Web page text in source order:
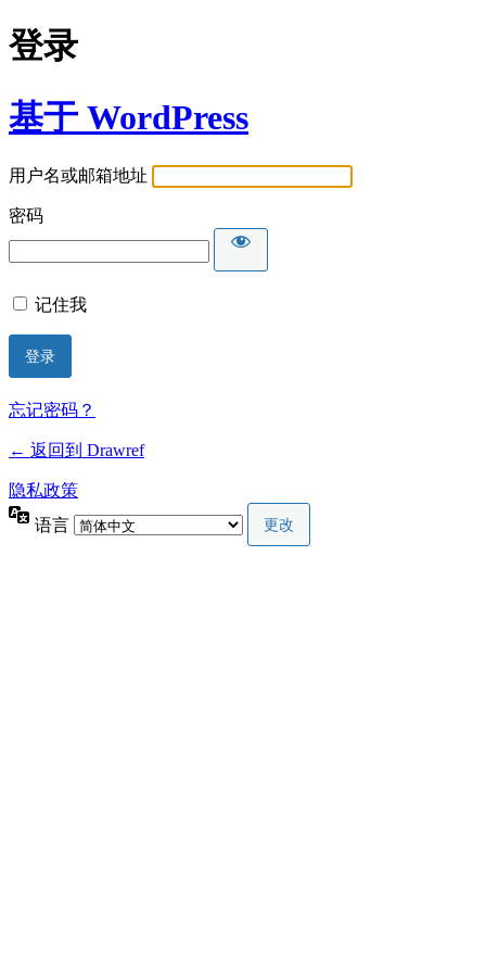
登录
基于 WordPress
用户名或邮箱地址
密码
记住我
忘记密码？
← 返回到 Drawref
隐私政策
语言